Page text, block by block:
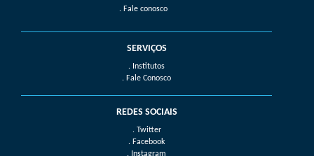
Fale conosco
SERVIÇOS
. Institutos
. Fale Conosco
REDES SOCIAIS
. Twitter
. Facebook
. Instagram